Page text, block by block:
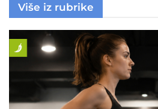
Više iz rubrike